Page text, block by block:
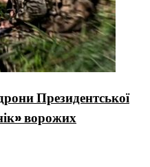
Президентської
ворожих